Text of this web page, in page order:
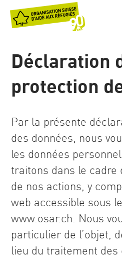
Déclaration
protection
Par la présente
des données, nous
les données
traitons dans le cadre
de nos actions, y
web accessible sous
www.osar.ch. Nous
particulier de l’objet,
lieu du traitement des